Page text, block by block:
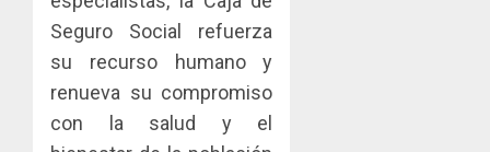
Seguro Social refuerza
su recurso humano y
renueva su compromiso
con la salud y el